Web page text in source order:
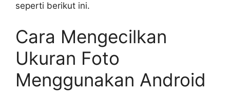
seperti berikut ini.
Cara Mengecilkan
Ukuran Foto
Menggunakan Android